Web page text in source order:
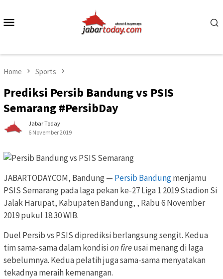
content
Home Sports
Prediksi Persib Bandung vs PSIS
Semarang #PersibDay
Jabar Today
6 November 2019
JABARTODAY.COM, Bandung — Persib Bandungmenjamu
PSIS Semarang pada laga pekan ke-27 Liga 1 2019 Stadion Si
Jalak Harupat, Kabupaten Bandung, , Rabu 6 November
2019 pukul 18.30 WIB.
Duel Persib vs PSIS diprediksi berlangsung sengit. Kedua
tim sama-sama dalam kondision fireusai menang di laga
sebelumnya. Kedua pelatih juga sama-sama menyatakan
tekadnya meraih kemenangan.